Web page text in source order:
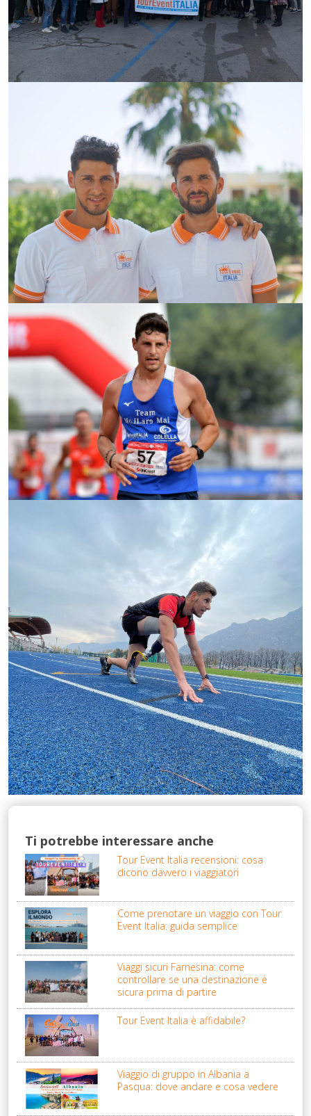
Ti potrebbe interessare anche
Tour Event Italia recensioni: cosa
dicono davvero i viaggiatori
Come prenotare un viaggio con Tour
Event Italia: guida semplice
Viaggi sicuri Farnesina: come
controllare se una destinazione è
sicura prima di partire
Tour Event Italia è affidabile?
Viaggio di gruppo in Albania a
Pasqua: dove andare e cosa vedere